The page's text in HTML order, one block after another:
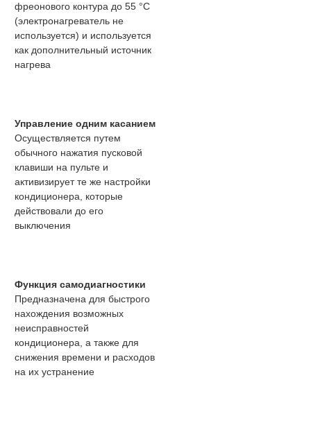
фреонового контура до 55 °С
(электронагреватель не
используется) и используется
как дополнительный источник
нагрева
Управление одним касанием
Осуществляется путем
обычного нажатия пусковой
клавиши на пульте и
активизирует те же настройки
кондиционера, которые
действовали до его
выключения
Функция самодиагностики
Предназначена для быстрого
нахождения возможных
неисправностей
кондиционера, а также для
снижения времени и расходов
на их устранение